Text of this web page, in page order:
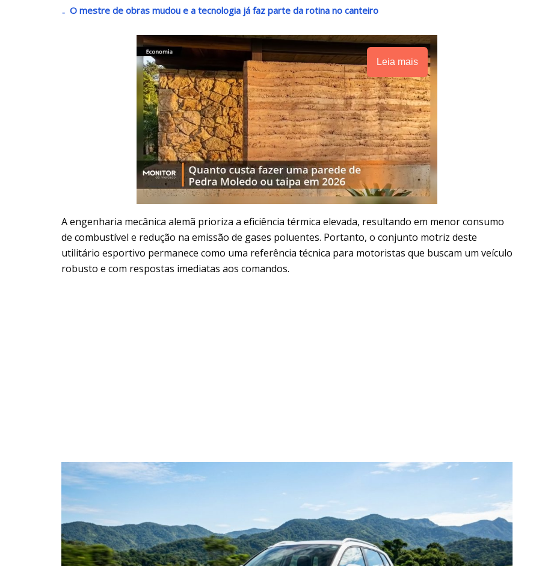
O mestre de obras mudou e a tecnologia já faz parte da rotina no canteiro
Leia mais
A engenharia mecânica alemã prioriza a eficiência térmica elevada, resultando em menor consumo
de combustível e redução na emissão de gases poluentes. Portanto, o conjunto motriz deste
utilitário esportivo permanece como uma referência técnica para motoristas que buscam um veículo
robusto e com respostas imediatas aos comandos.